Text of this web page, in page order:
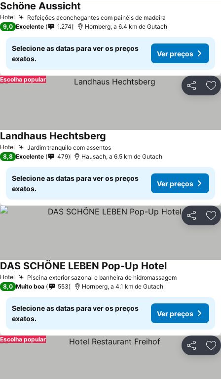
Hotel Refeições aconchegantes com painéis de madeira
Schöne Aussicht
9,0 Excelente 1.274 Hornberg, a 6.4 km de Gutach
Selecione as datas para ver os preços
exatos.
Ver preços
Partilhar
Escolha popular
Hotel Jardim tranquilo com assentos
Landhaus Hechtsberg
8,8 Excelente 479 Hausach, a 6.5 km de Gutach
Selecione as datas para ver os preços
exatos.
Ver preços
Partilhar
Hotel Piscina exterior sazonal e banheira de hidromassagem
DAS SCHÖNE LEBEN Pop-Up Hotel
8,0 Muito boa 553 Hornberg, a 4.1 km de Gutach
Selecione as datas para ver os preços
exatos.
Ver preços
Partilhar
Escolha popular